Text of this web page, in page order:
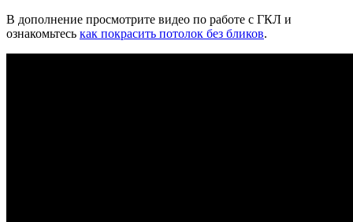
В дополнение просмотрите видео по работе с ГКЛ и
ознакомьтесь как покрасить потолок без бликов.